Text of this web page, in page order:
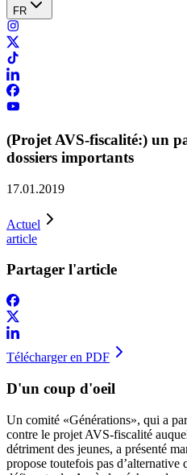
FR
(Projet AVS-fiscalité:) un
dossiers importants
17.01.2019
Actuel
article
Partager l'article
Télécharger en PDF
D'un coup d'oeil
Un comité «Générations», qui a
contre le projet AVS-fiscalité
détriment des jeunes, a présenté
propose toutefois pas